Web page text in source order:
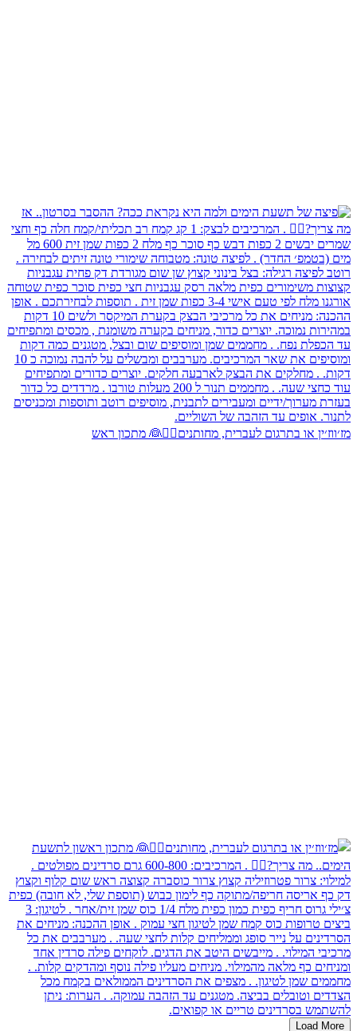
מז׳ווז׳ין או בתרגום לעברית, מחותנים🤵‍♂️👰 מתכון ראש
Load More